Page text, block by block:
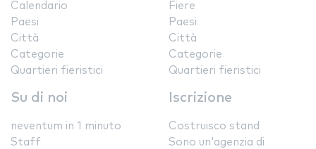
Calendario
Paesi
Città
Categorie
Quartieri fieristici
Fiere
Paesi
Città
Categorie
Quartieri fieristici
Su di noi
neventum in 1 minuto
Staff
Iscrizione
Costruisco stand
Sono un'agenzia di